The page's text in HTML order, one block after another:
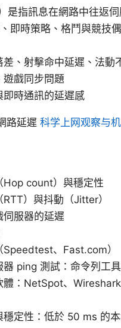
是指訊息在網路中往返
即時策略、格鬥與競技
差、射擊命中延遲、法動
遊戲同步問題
即時通訊的延遲感
路延遲 科学上网观察与
Hop count）與穩定性
）與抖動（Jitter）
伺服器的延遲
Speedtest、Fast.com）
器 ping 測試：命令列工
體：NetSpot、
穩定性：低於 50 ms 的